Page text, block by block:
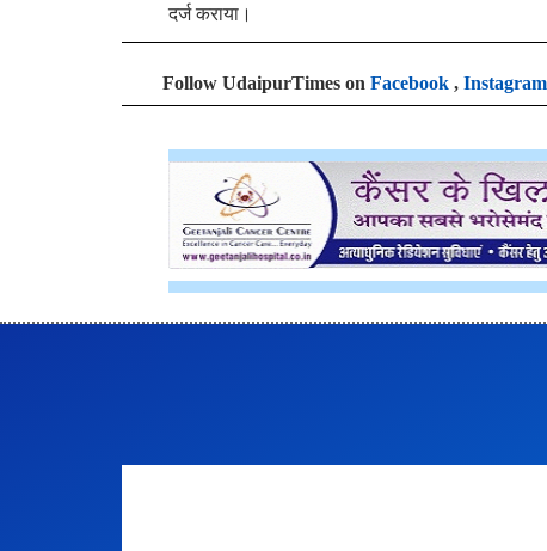
दर्ज कराया।
Follow UdaipurTimes on Facebook , Instagram